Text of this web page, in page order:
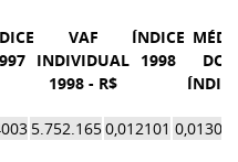
VAF
INDIVIDUAL
1998 - R$
ÍNDICE
1998
DOS
5.752.1650,012101